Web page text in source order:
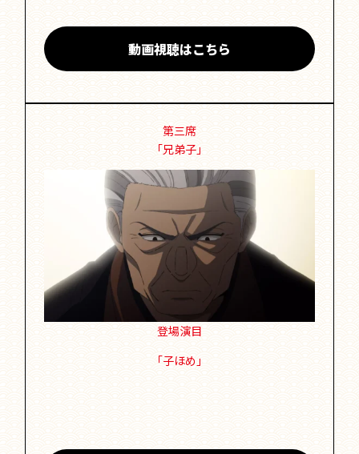
動画視聴はこちら
第三席
「兄弟子」
登場演目
「子ほめ」